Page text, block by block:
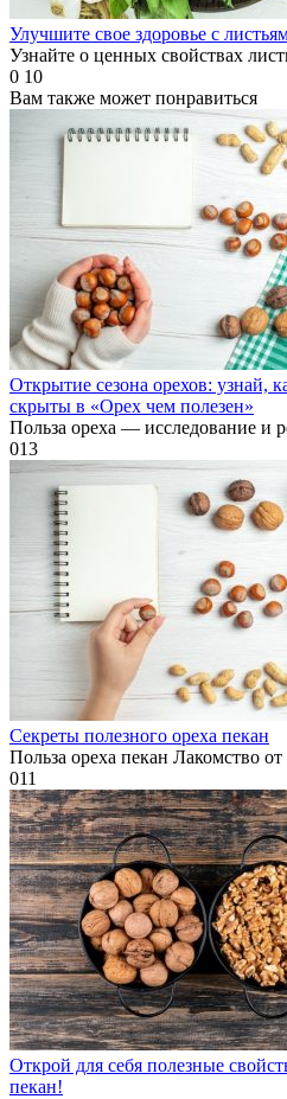
Улучшите свое здоровье с
Узнайте о ценных свойствах
0 10
Вам также может понравиться
Открытие сезона орехов: узнай,
скрыты в «Орех чем полезен»
Польза ореха — исследование и
013
Секреты полезного ореха пекан
Польза ореха пекан Лакомство
011
Открой для себя полезные
пекан!